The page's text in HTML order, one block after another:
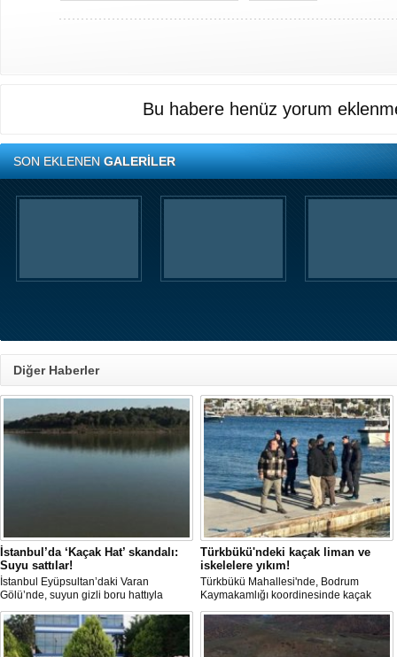
Bu habere henüz yorum
SON EKLENENGALERİLER
Diğer Haberler
İstanbul’da ‘Kaçak Hat’ skandalı:
Suyu sattılar!
İstanbul Eyüpsultan’daki Varan
Gölü’nde, suyun gizli boru hattıyla
çekilip tankerlere aktarıldığı öne
sürüldü. Hattın izini süren vatandaşlar,
yaklaşık 3 kilometrelik kaçak düzenek
kurulduğunu iddia etti.
Türkbükü'ndeki kaçak liman ve
iskelelere yıkım!
Türkbükü Mahallesi'nde, Bodrum
Kaymakamlığı koordinesinde kaçak
liman ve iskelelere yönelik yıkım
çalışması başlatıldı.